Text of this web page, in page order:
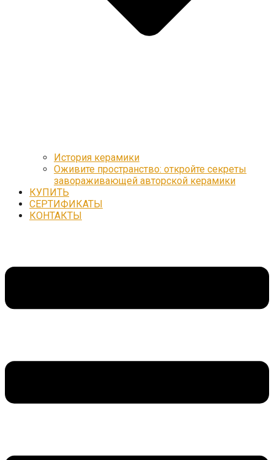
История керамики
Оживите пространство: откройте секреты
завораживающей авторской керамики
КУПИТЬ
СЕРТИФИКАТЫ
КОНТАКТЫ